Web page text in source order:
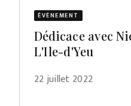
ÉVÈNEMENT
Dédicace avec
L'Ile-d'Yeu
22 juillet 2022